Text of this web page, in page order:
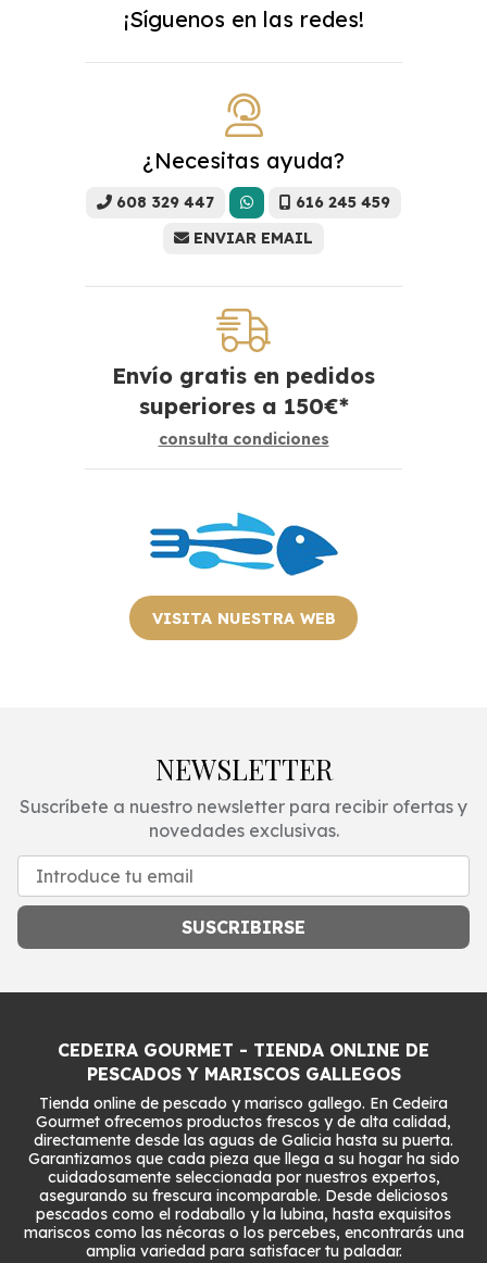
¡Síguenos en las redes!
¿Necesitas ayuda?
608 329 447
616 245 459
ENVIAR EMAIL
Envío gratis en pedidos
superiores a 150€*
consulta condiciones
VISITA NUESTRA WEB
NEWSLETTER
Suscríbete a nuestro newsletter para recibir ofertas y
novedades exclusivas.
SUSCRIBIRSE
CEDEIRA GOURMET - TIENDA ONLINE DE
PESCADOS Y MARISCOS GALLEGOS
Tienda online de pescado y marisco gallego. En Cedeira
Gourmet ofrecemos productos frescos y de alta calidad,
directamente desde las aguas de Galicia hasta su puerta.
Garantizamos que cada pieza que llega a su hogar ha sido
cuidadosamente seleccionada por nuestros expertos,
asegurando su frescura incomparable. Desde deliciosos
pescados como el rodaballo y la lubina, hasta exquisitos
mariscos como las nécoras o los percebes, encontrarás una
amplia variedad para satisfacer tu paladar.